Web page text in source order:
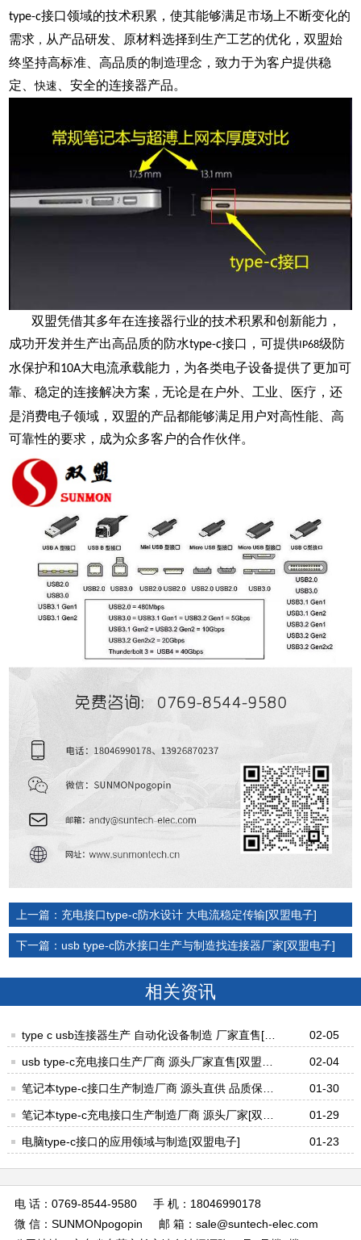
type-c接口领域的技术积累，使其能够满足市场上不断变化的
需求 ， 从产品研发、原材料选择到生产工艺的优化，双盟始
终坚持高标准、高品质的制造理念，致力于为客户提供稳
定、快速 、安全的连接器产品。
双盟凭借其多年在连接器行业的技术积累和创新能力，
成功开发并生产出高品质的防水type-c接口 ，可提供IP68级防
水保护和10A大电流承载能力，为各类电子设备提供了更加可
靠、稳定的连接解决方案 ，无论是在户外、工业、医疗，还
是消费电子领域，双盟的产品都能够满足用户对高性能、高
可靠性的要求，成为众多客户的合作伙伴。
上一篇：充电接口type-c防水设计 大电流稳定传输[双盟电子]
下一篇：usb type-c防水接口生产与制造找连接器厂家[双盟电子]
相关资讯
type c usb连接器生产 自动化设备制造 厂家直售[双
盟电子]
02-05
usb type-c充电接口生产厂商 源头厂家直售[双盟电
子]
02-04
笔记本type-c接口生产制造厂商 源头直供 品质保障
[双盟电子]
01-30
笔记本type-c充电接口生产制造厂商 源头厂家[双盟
电子]
01-29
电脑type-c接口的应用领域与制造[双盟电子] 01-23
电 话：0769-8544-9580
手 机：18046990178
微 信：SUNMONpogopin
邮 箱： sale@suntech-elec.com